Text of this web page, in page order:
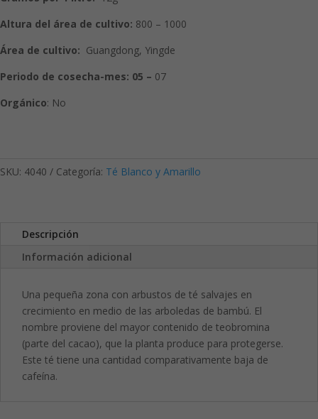
Altura del área de cultivo: 800 – 1000
Área de cultivo: Guangdong, Yingde
Periodo de cosecha-mes: 05 – 07
Orgánico: No
SKU: 4040 Categoría: Té Blanco y Amarillo
Descripción
Información adicional
Una pequeña zona con arbustos de té salvajes en
crecimiento en medio de las arboledas de bambú. El
nombre proviene del mayor contenido de teobromina
(parte del cacao), que la planta produce para protegerse.
Este té tiene una cantidad comparativamente baja de
cafeína.